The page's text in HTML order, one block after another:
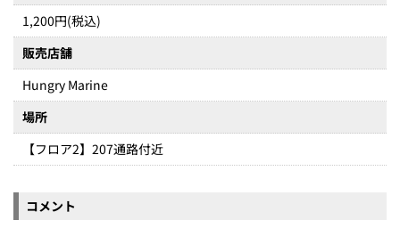
1,200円(税込)
販売店舗
Hungry Marine
場所
【フロア2】207通路付近
コメント